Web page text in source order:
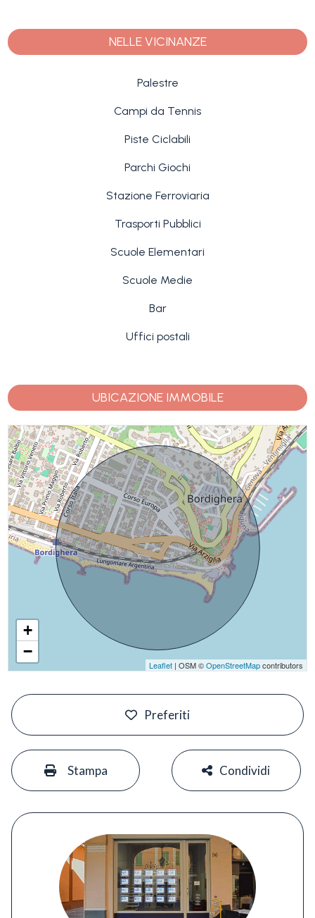
NELLE VICINANZE
Palestre
Campi da Tennis
Piste Ciclabili
Parchi Giochi
Stazione Ferroviaria
Trasporti Pubblici
Scuole Elementari
Scuole Medie
Bar
Uffici postali
UBICAZIONE IMMOBILE
+
−
Leaflet| OSM ©OpenStreetMapcontributors
Preferiti
Stampa Condividi